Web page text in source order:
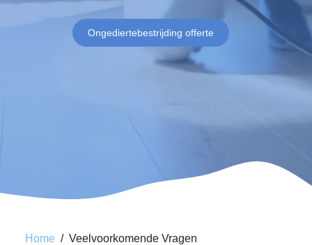
Ongediertebestrijding offerte
Home Veelvoorkomende Vragen